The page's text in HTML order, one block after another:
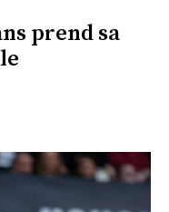
prend sa